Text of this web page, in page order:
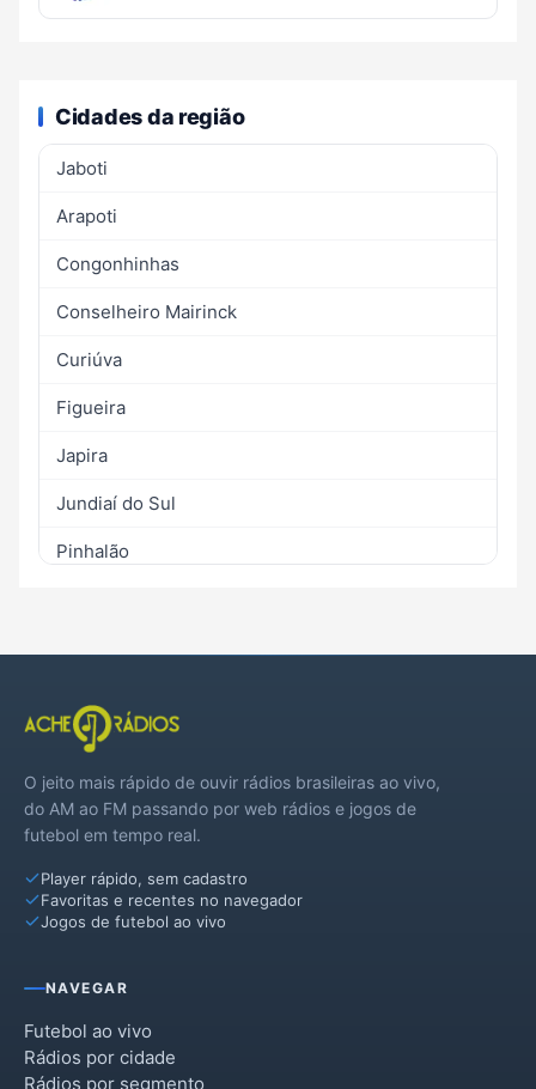
Cidades da região
Jaboti
Arapoti
Congonhinhas
Conselheiro Mairinck
Curiúva
Figueira
Japira
Jundiaí do Sul
Pinhalão
O jeito mais rápido de ouvir rádios brasileiras ao vivo,
do AM ao FM passando por web rádios e jogos de
futebol em tempo real.
Player rápido, sem cadastro
Favoritas e recentes no navegador
Jogos de futebol ao vivo
NAVEGAR
Futebol ao vivo
Rádios por cidade
Rádios por segmento